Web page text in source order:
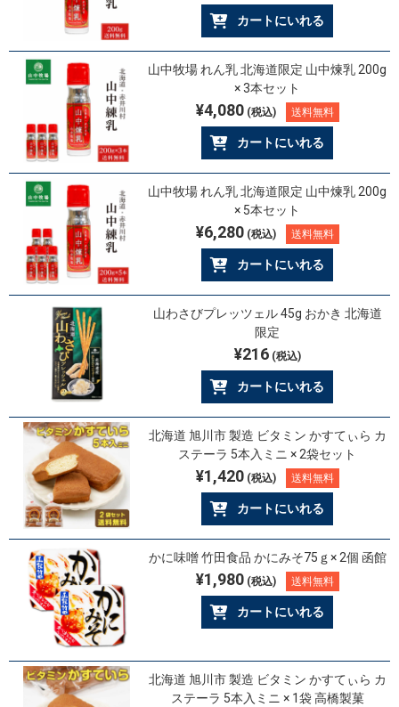
カートにいれる
山中牧場 れん乳 北海道限定 山中煉乳 200g
× 3本セット
¥4,080(税込) 送料無料
カートにいれる
山中牧場 れん乳 北海道限定 山中煉乳 200g
× 5本セット
¥6,280(税込) 送料無料
カートにいれる
山わさびプレッツェル 45g おかき 北海道
限定
¥216(税込)
カートにいれる
北海道 旭川市 製造 ビタミン かすてぃら カ
ステーラ 5本入ミニ × 2袋セット
¥1,420(税込) 送料無料
カートにいれる
かに味噌 竹田食品 かにみそ75ｇ× 2個 函館
¥1,980(税込) 送料無料
カートにいれる
北海道 旭川市 製造 ビタミン かすてぃら カ
ステーラ 5本入ミニ × 1袋 高橋製菓